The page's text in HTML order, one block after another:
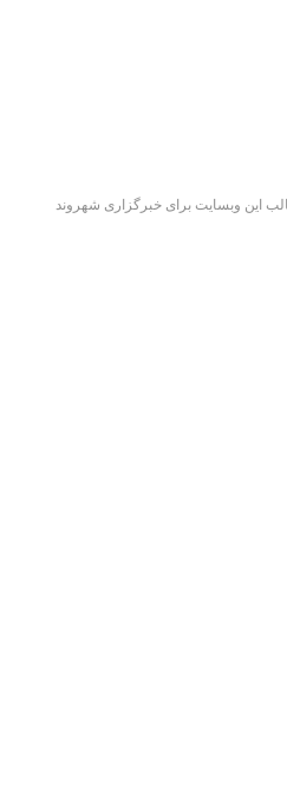
این وبسایت برای خبرگزاری شهروند